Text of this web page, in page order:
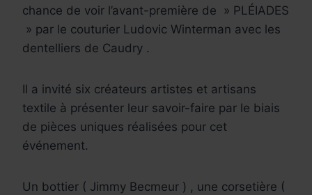
chance de voir l’avant-première de » PLÉIADES
» par le couturier Ludovic Winterman avec les
dentelliers de Caudry .
Il a invité six créateurs artistes et artisans
textile à présenter leur savoir-faire par le biais
de pièces uniques réalisées pour cet
événement.
Un bottier ( Jimmy Becmeur ) , une corsetière (